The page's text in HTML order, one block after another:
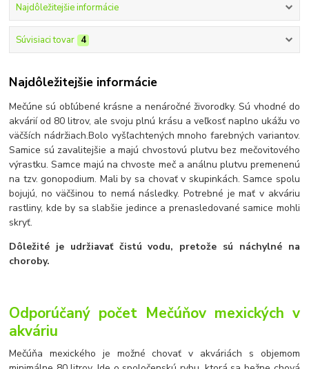
Najdôležitejšie informácie
Súvisiaci tovar 4
Najdôležitejšie informácie
Mečúne sú obľúbené krásne a nenáročné živorodky. Sú vhodné do
akvárií od 80 litrov, ale svoju plnú krásu a veľkosť naplno ukážu vo
väčších nádržiach.Bolo vyšľachtených mnoho farebných variantov.
Samice sú zavalitejšie a majú chvostovú plutvu bez mečovitového
výrastku. Samce majú na chvoste meč a análnu plutvu premenenú
na tzv. gonopodium. Mali by sa chovať v skupinkách. Samce spolu
bojujú, no väčšinou to nemá následky. Potrebné je mať v akváriu
rastliny, kde by sa slabšie jedince a prenasledované samice mohli
skryť.
Dôležité je udržiavať čistú vodu, pretože sú náchylné na
choroby.
Odporúčaný počet Mečúňov mexických v
akváriu
Mečúňa mexického je možné chovať v akváriách s objemom